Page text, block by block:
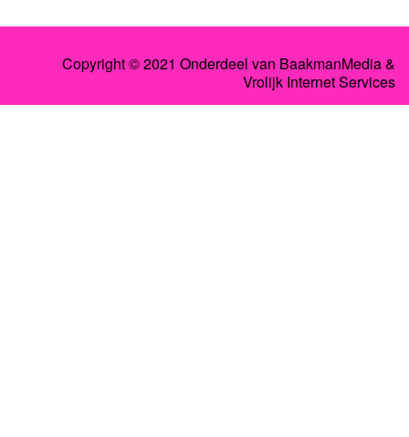
Copyright © 2021 Onderdeel van BaakmanMedia&
Vrolijk Internet Services